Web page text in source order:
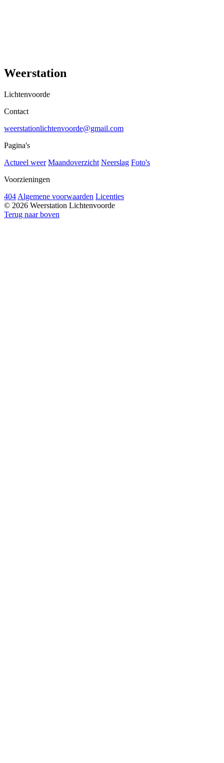
Weerstation
Lichtenvoorde
Contact
weerstationlichtenvoorde@gmail.com
Pagina's
Actueel weer Maandoverzicht Neerslag Foto's
Voorzieningen
404 Algemene voorwaarden Licenties
© 2026 Weerstation Lichtenvoorde
Terug naar boven